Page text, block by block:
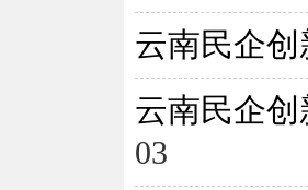
云南民企
云南民企
03